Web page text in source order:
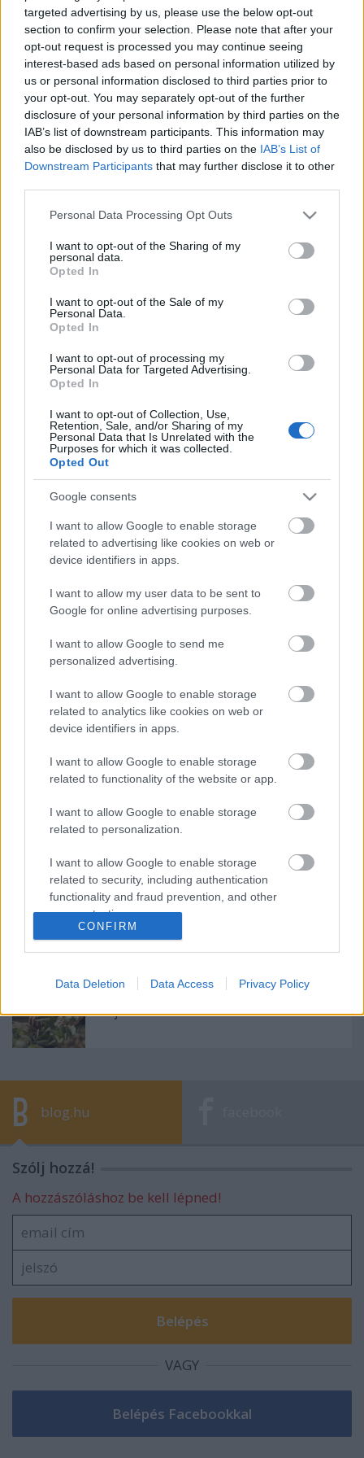
targeted advertising by us, please use the below opt-out
section to confirm your selection. Please note that after your
opt-out request is processed you may continue seeing
interest-based ads based on personal information utilized by
us or personal information disclosed to third parties prior to
your opt-out. You may separately opt-out of the further
disclosure of your personal information by third parties on the
IAB’s list of downstream participants. This information may
also be disclosed by us to third parties on the IAB’s List of
Downstream Participants that may further disclose it to other
Please note that this website/app uses one or more Google
not limited to your visit or usage behaviour. You may click to
grant or deny consent to Google and its third-party tags to
use your data for below specified purposes in below Google
consent section.
Personal Data Processing Opt Outs
I want to opt-out of the Sharing of my
personal data.
Opted In
I want to opt-out of the Sale of my
Personal Data.
Opted In
I want to opt-out of processing my
Personal Data for Targeted Advertising.
Opted In
I want to opt-out of Collection, Use,
Retention, Sale, and/or Sharing of my
Personal Data that Is Unrelated with the
Purposes for which it was collected.
Opted Out
Google consents
I want to allow Google to enable storage
related to advertising like cookies on web or
device identifiers in apps.
I want to allow my user data to be sent to
Google for online advertising purposes.
I want to allow Google to send me
personalized advertising.
I want to allow Google to enable storage
related to analytics like cookies on web or
device identifiers in apps.
I want to allow Google to enable storage
related to functionality of the website or app.
I want to allow Google to enable storage
related to personalization.
I want to allow Google to enable storage
related to security, including authentication
functionality and fraud prevention, and other
user protection.
CONFIRM
Data Deletion Data Access Privacy Policy
Csak sikkesen!
Képek:innenés
divat
gumicsizma
térdvédő
kertészmérnök
softshell hobbykertész
Ajánlott bejegyzések:
Halottak Napi előkészületek a temetőben
Dísznek való káposzta!
Vágott fa kontra műfenyő, avagy mi az
Méhlegelő - kamu vagy hasznos
elképzelés?
Májusi feladatlista a kertben
blog.hu
Szólj hozzá!
A hozzászóláshoz be kell lépned!
VAGY